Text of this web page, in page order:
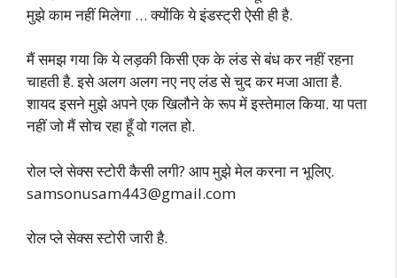
मुझे काम नहीं मिलेगा … क्योंकि ये इंडस्ट्री ऐसी ही है.
मैं समझ गया कि ये लड़की किसी एक के लंड से बंध कर नहीं रहना
चाहती है. इसे अलग अलग नए नए लंड से चुद कर मजा आता है.
शायद इसने मुझे अपने एक खिलौने के रूप में इस्तेमाल किया. या पता
नहीं जो मैं सोच रहा हूँ वो गलत हो.
रोल प्ले सेक्स स्टोरी कैसी लगी? आप मुझे मेल करना न भूलिए.
samsonusam443@gmail.com
रोल प्ले सेक्स स्टोरी जारी है.